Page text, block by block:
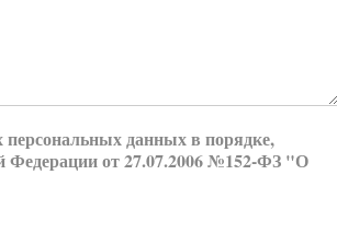
персональных данных в порядке,
Федерации от 27.07.2006 №152-ФЗ "О